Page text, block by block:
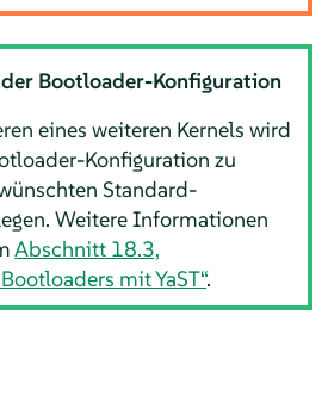
Bootloader-Konfiguration
eines weiteren Kernels wird
Konfiguration zu
Standard-
Weitere Informationen
Abschnitt 18.3,
mit YaST“.